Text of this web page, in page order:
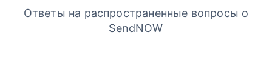
Ответы на распространенные вопросы о
SendNOW